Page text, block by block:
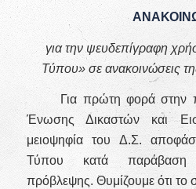
για την ψευδεπίγραφη
Τύπου» σε ανακοινώσεις
Για πρώτη φορά στην
Ένωσης Δικαστών και
μειοψηφία του Δ.Σ.
Τύπου κατά παράβαση
πρόβλεψης. Θυμίζουμε ότι το